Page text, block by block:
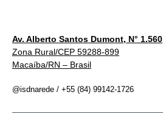
Av. Alberto Santos Dumont, N° 1.560
Zona Rural/CEP 59288-899
Macaíba/RN – Brasil
@isdnarede / +55 (84) 99142-1726